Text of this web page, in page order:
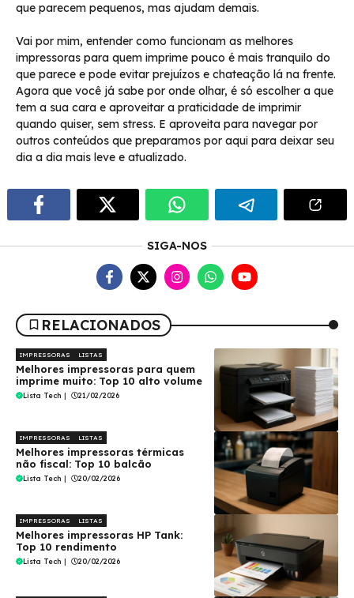
que parecem pequenos, mas ajudam demais.
Vai por mim, entender como funcionam as melhores
impressoras para quem imprime pouco é mais tranquilo do
que parece e pode evitar prejuízos e chateação lá na frente.
Agora que você já sabe por onde olhar, é só escolher a que
tem a sua cara e aproveitar a praticidade de imprimir
quando quiser, sem stress. E aproveita para navegar por
outros conteúdos que preparamos por aqui para deixar seu
dia a dia mais leve e atualizado.
SIGA-NOS
RELACIONADOS
IMPRESSORAS LISTAS
Melhores impressoras para quem
imprime muito: Top 10 alto volume
Lista Tech | 21/02/2026
IMPRESSORAS LISTAS
Melhores impressoras térmicas
não fiscal: Top 10 balcão
Lista Tech | 20/02/2026
IMPRESSORAS LISTAS
Melhores impressoras HP Tank:
Top 10 rendimento
Lista Tech | 20/02/2026